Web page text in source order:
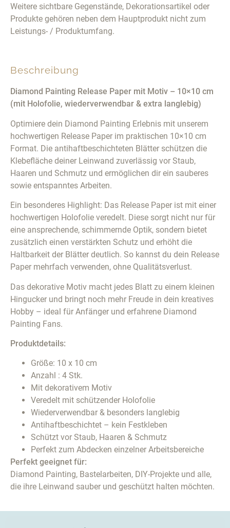
Beschreibung
Diamond Painting Release Paper mit Motiv – 10×10 cm
(mit Holofolie, wiederverwendbar & extra langlebig)
Optimiere dein Diamond Painting Erlebnis mit unserem
hochwertigen Release Paper im praktischen 10×10 cm
Format. Die antihaftbeschichteten Blätter schützen die
Klebefläche deiner Leinwand zuverlässig vor Staub,
Haaren und Schmutz und ermöglichen dir ein sauberes
sowie entspanntes Arbeiten.
Ein besonderes Highlight: Das Release Paper ist mit einer
hochwertigen Holofolie veredelt. Diese sorgt nicht nur für
eine ansprechende, schimmernde Optik, sondern bietet
zusätzlich einen verstärkten Schutz und erhöht die
Haltbarkeit der Blätter deutlich. So kannst du dein Release
Paper mehrfach verwenden, ohne Qualitätsverlust.
Das dekorative Motiv macht jedes Blatt zu einem kleinen
Hingucker und bringt noch mehr Freude in dein kreatives
Hobby – ideal für Anfänger und erfahrene Diamond
Painting Fans.
Produktdetails:
Größe: 10 x 10 cm
Anzahl : 4 Stk.
Mit dekorativem Motiv
Veredelt mit schützender Holofolie
Wiederverwendbar & besonders langlebig
Antihaftbeschichtet – kein Festkleben
Schützt vor Staub, Haaren & Schmutz
Perfekt zum Abdecken einzelner Arbeitsbereiche
Perfekt geeignet für:
Diamond Painting, Bastelarbeiten, DIY-Projekte und alle,
die ihre Leinwand sauber und geschützt halten möchten.
Weitere sichtbare Gegenstände, Dekorationsartikel oder
Produkte gehören neben dem Hauptprodukt nicht zum
Leistungs- / Produktumfang.